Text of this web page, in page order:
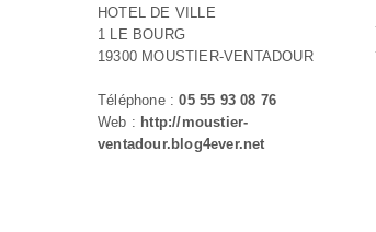
HOTEL DE VILLE
1 LE BOURG
19300 MOUSTIER-VENTADOUR
Téléphone :05 55 93 08 76
Web : http://moustier-
ventadour.blog4ever.net